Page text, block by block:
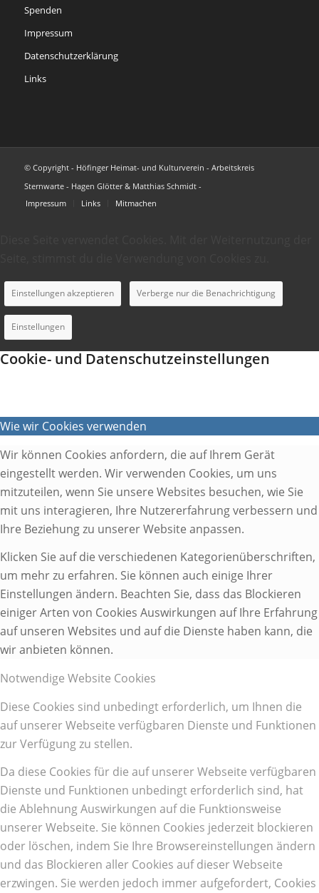
Spenden
Impressum
Datenschutzerklärung
Links
© Copyright - Höfinger Heimat- und Kulturverein - Arbeitskreis
Sternwarte - Hagen Glötter & Matthias Schmidt -
Impressum
Links Mitmachen
Einstellungen akzeptieren Verberge nur die Benachrichtigung
Einstellungen
Cookie- und Datenschutzeinstellungen
Wie wir Cookies verwenden
Wir können Cookies anfordern, die auf Ihrem Gerät
eingestellt werden. Wir verwenden Cookies, um uns
mitzuteilen, wenn Sie unsere Websites besuchen, wie Sie
mit uns interagieren, Ihre Nutzererfahrung verbessern und
Ihre Beziehung zu unserer Website anpassen.
Klicken Sie auf die verschiedenen Kategorienüberschriften,
um mehr zu erfahren. Sie können auch einige Ihrer
Einstellungen ändern. Beachten Sie, dass das Blockieren
einiger Arten von Cookies Auswirkungen auf Ihre Erfahrung
auf unseren Websites und auf die Dienste haben kann, die
wir anbieten können.
Notwendige Website Cookies
Diese Cookies sind unbedingt erforderlich, um Ihnen die
auf unserer Webseite verfügbaren Dienste und Funktionen
zur Verfügung zu stellen.
Da diese Cookies für die auf unserer Webseite verfügbaren
Dienste und Funktionen unbedingt erforderlich sind, hat
die Ablehnung Auswirkungen auf die Funktionsweise
unserer Webseite. Sie können Cookies jederzeit blockieren
oder löschen, indem Sie Ihre Browsereinstellungen ändern
und das Blockieren aller Cookies auf dieser Webseite
erzwingen. Sie werden jedoch immer aufgefordert, Cookies